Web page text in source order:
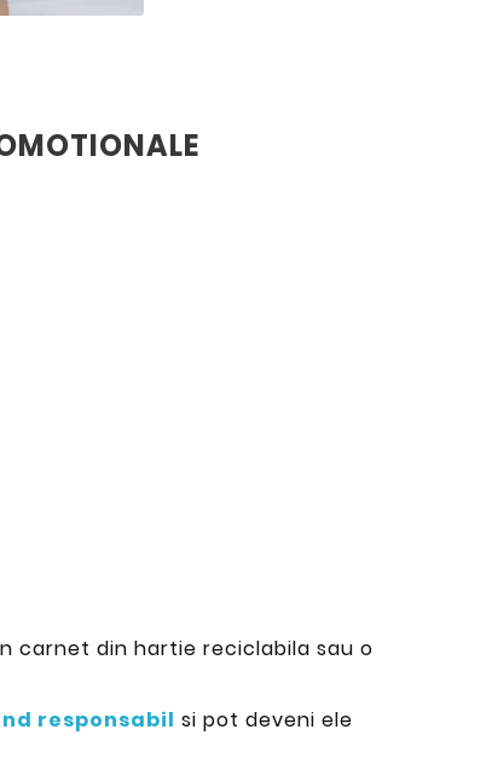
carnet din hartie reciclabila sau o
responsabil si pot deveni ele